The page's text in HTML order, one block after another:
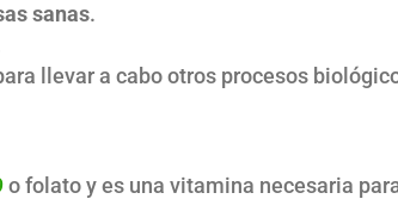
sanas.
llevar a cabo otros procesos
o folato y es una vitamina necesaria